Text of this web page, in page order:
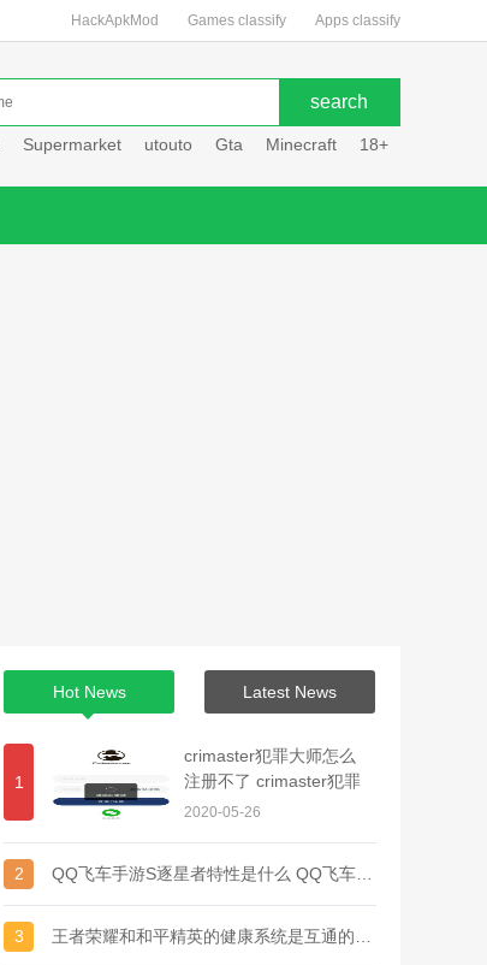
HackApkMod Games classify Apps classify
Supermarket utouto Gta Minecraft 18+
Hot News Latest News
1
crimaster犯罪大师怎么
注册不了 crimaster犯罪
大师怎么登陆不了
2020-05-26
2
3